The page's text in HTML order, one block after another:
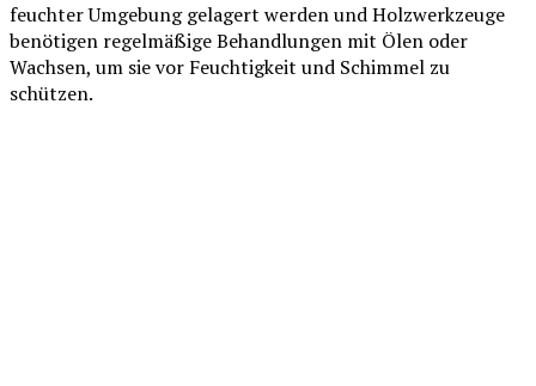
feuchter Umgebung gelagert werden und Holzwerkzeuge
benötigen regelmäßige Behandlungen mit Ölen oder
Wachsen, um sie vor Feuchtigkeit und Schimmel zu
schützen.